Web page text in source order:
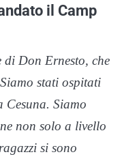
il Camp
Don Ernesto, che
stati ospitati
Cesuna. Siamo
non solo a livello
si sono